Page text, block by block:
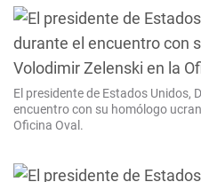
El presidente de Estados Unidos,
encuentro con su homólogo
Oficina Oval.